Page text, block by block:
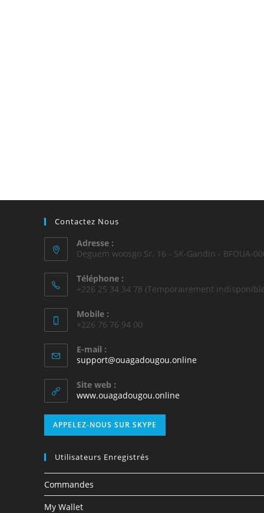
Contactez Nous
Adresse :
Deguem woosgo Sr. 16 - SK-Gandin - BFOUA-
Téléphone :
+226 25 34 34 78 (Temporairement
Mobile :
+226 76 76 94 00
E-mail :
support@ouagadougou.online
Site web :
www.ouagadougou.online
APPELEZ-NOUS SUR SKYPE
Utilisateurs Enregistrés
Commandes
My Wallet